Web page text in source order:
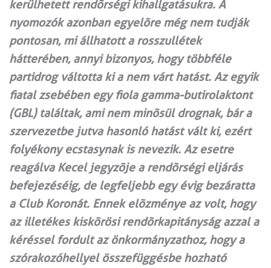
kerülhetett rendõrségi kihallgatásukra. A
nyomozók azonban egye­lõre még nem tudják
pontosan, mi állhatott a rosszullétek
hátterében, annyi bizonyos, hogy többféle
partidrog váltotta ki a nem várt hatást. Az egyik
fiatal zsebében egy fiola gamma-butirolaktont
(GBL) találtak, ami nem minõsül drognak, bár a
szervezetbe jutva hasonló hatást vált ki, ezért
folyékony ecstasynak is nevezik. Az esetre
reagálva Kecel jegyzõje a rendõrségi eljárás
befejezéséig, de legfeljebb egy évig bezáratta
a Club Koronát. Ennek elõzménye az volt, hogy
az illetékes kiskõrösi rendõrkapitányság azzal a
kéréssel fordult az önkormányzathoz, hogy a
szórakozóhellyel összefüggésbe hozható